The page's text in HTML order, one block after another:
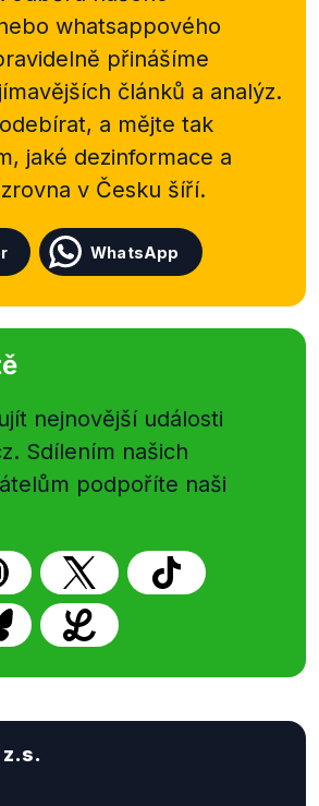
whatsappového
přinášíme
článků a analýz.
a mějte tak
jaké dezinformace a
v Česku šíří.
WhatsApp
nejnovější události
Sdílením našich
podpoříte naši
z.s.